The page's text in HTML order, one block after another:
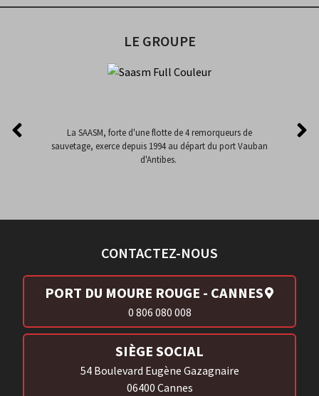
scaphandriers certifiée Class 2 A
LE GROUPE
La SAASM, forte d'une flotte de 4 remorqueurs de
sauvetage, exerce depuis 1994 au départ du port Vauban
d'Antibes.
CONTACTEZ-NOUS
PORT DU MOURE ROUGE - CANNES
0 806 080 008
SIÈGE SOCIAL
54 Boulevard Eugène Gazagnaire
06400 Cannes